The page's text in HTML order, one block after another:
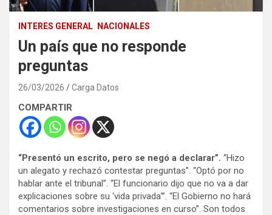
INTERES GENERAL NACIONALES
Un país que no responde
preguntas
26/03/2026 Carga Datos
COMPARTIR
“Presentó un escrito, pero se negó a declarar”. “Hizo
un alegato y rechazó contestar preguntas”. “Optó por no
hablar ante el tribunal”. “El funcionario dijo que no va a dar
explicaciones sobre su ‘vida privada’”. “El Gobierno no hará
comentarios sobre investigaciones en curso”. Son todos